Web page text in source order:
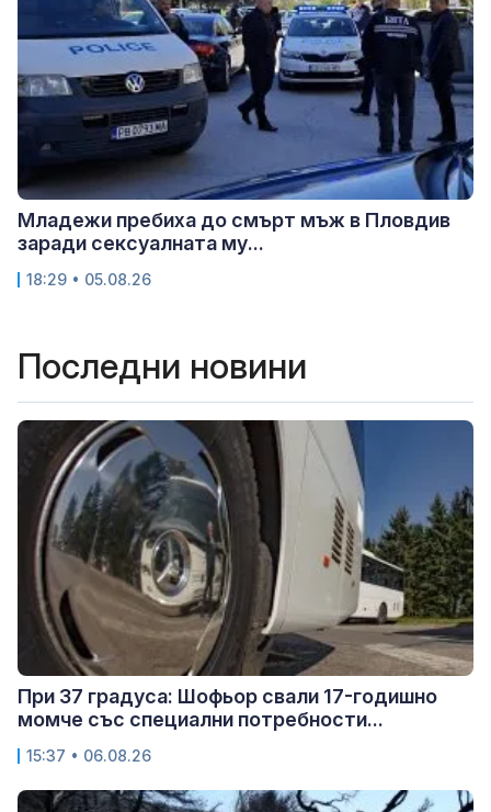
Младежи пребиха до смърт мъж в Пловдив
заради сексуалната му...
18:29 • 05.08.26
Последни новини
При 37 градуса: Шофьор свали 17-годишно
момче със специални потребности...
15:37 • 06.08.26